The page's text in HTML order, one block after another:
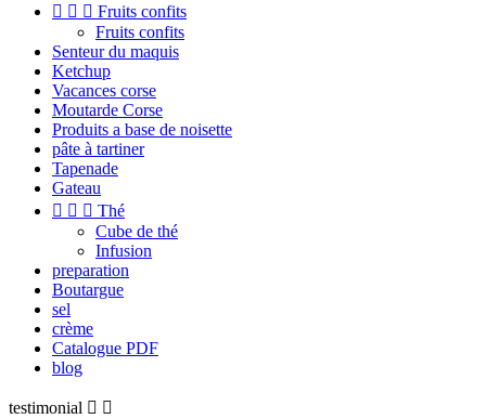
   Fruits confits
Fruits confits
Senteur du maquis
Ketchup
Vacances corse
Moutarde Corse
Produits a base de noisette
pâte à tartiner
Tapenade
Gateau
   Thé
Cube de thé
Infusion
preparation
Boutargue
sel
crème
Catalogue PDF
blog
testimonial  